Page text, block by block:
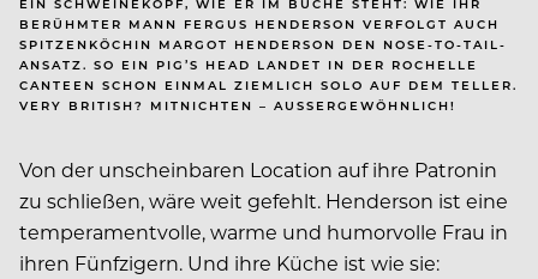
BERÜHMTER MANN FERGUS HENDERSON VERFOLGT AUCH
SPITZENKÖCHIN MARGOT HENDERSON DEN NOSE-TO-TAIL-
ANSATZ. SO EIN PIG’S HEAD LANDET IN DER ROCHELLE
CANTEEN SCHON EINMAL ZIEMLICH SOLO AUF DEM TELLER.
VERY BRITISH? MITNICHTEN – AUSSERGEWÖHNLICH!
Von der unscheinbaren Location auf ihre Patronin
zu schließen, wäre weit gefehlt. Henderson ist eine
temperamentvolle, warme und humorvolle Frau in
ihren Fünfzigern. Und ihre Küche ist wie sie: